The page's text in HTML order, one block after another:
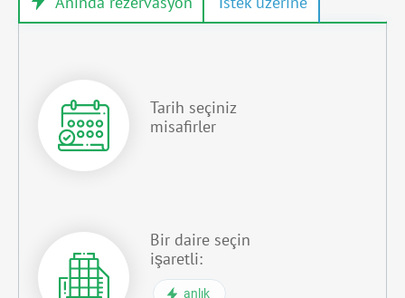
Tarih seçiniz
misafirler
Bir daire seçin
işaretli:
anlık